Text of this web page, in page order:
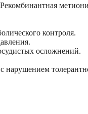
контроля.
осложнений.
нарушением